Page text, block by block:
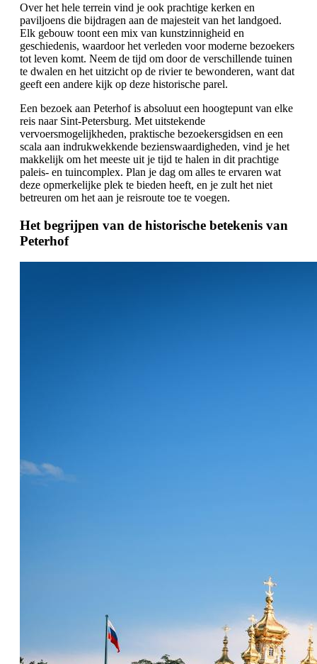
Over het hele terrein vind je ook prachtige kerken en
paviljoens die bijdragen aan de majesteit van het landgoed.
Elk gebouw toont een mix van kunstzinnigheid en
geschiedenis, waardoor het verleden voor moderne bezoekers
tot leven komt. Neem de tijd om door de verschillende tuinen
te dwalen en het uitzicht op de rivier te bewonderen, want dat
geeft een andere kijk op deze historische parel.
Een bezoek aan Peterhof is absoluut een hoogtepunt van elke
reis naar Sint-Petersburg. Met uitstekende
vervoersmogelijkheden, praktische bezoekersgidsen en een
scala aan indrukwekkende bezienswaardigheden, vind je het
makkelijk om het meeste uit je tijd te halen in dit prachtige
paleis- en tuincomplex. Plan je dag om alles te ervaren wat
deze opmerkelijke plek te bieden heeft, en je zult het niet
betreuren om het aan je reisroute toe te voegen.
Het begrijpen van de historische betekenis van
Peterhof